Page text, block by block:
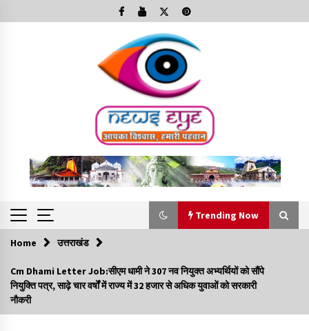
to
Trending Now
Trending Now
Minorities Rights Day : विश्व अल्पसंख्यक अधिकार दिवस
पर रखने की घोषणा
Home उत्तराखंड
Cm Dhami Letter Job:सीएम धामी ने 307 नव नियुक्त अभ्यर्थियों को सौंपे
नियुक्ति पत्र, साढ़े चार वर्षों में राज्य में 32 हजार से अधिक युवाओं को सरकारी
नौकरी